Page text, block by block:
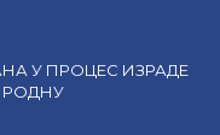
У ПРОЦЕС ИЗРАДЕ